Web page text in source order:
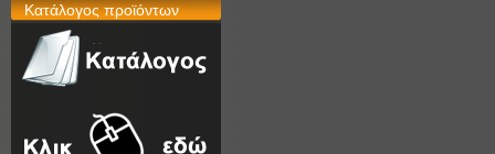
Κατάλογος προϊόντων